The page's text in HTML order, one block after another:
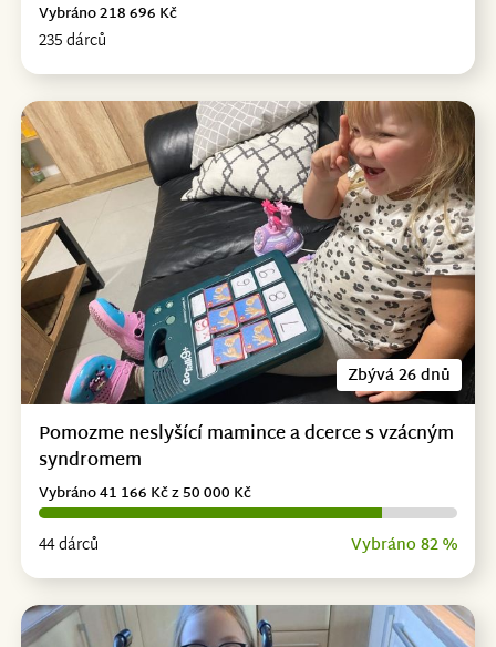
235 dárců
Vybráno 218 696 Kč
Zbývá 26 dnů
Pomozme neslyšící mamince a dcerce s vzácným
syndromem
44 dárců Vybráno 82 %
Vybráno 41 166 Kč z 50 000 Kč